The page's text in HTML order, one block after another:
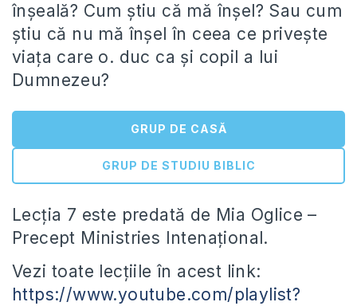
înșeală? Cum știu că mă înșel? Sau cum
știu că nu mă înșel în ceea ce privește
viața care o. duc ca și copil a lui
Dumnezeu?
GRUP DE CASĂ
GRUP DE STUDIU BIBLIC
Lecția 7 este predată de Mia Oglice –
Precept Ministries Intenațional.
Vezi toate lecțiile în acest link:
https://www.youtube.com/playlist?